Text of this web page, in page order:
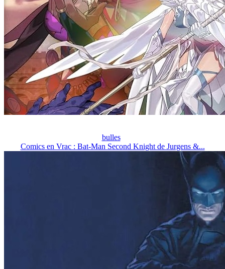
bulles
Comics en Vrac : Bat-Man Second Knight de Jurgens &...